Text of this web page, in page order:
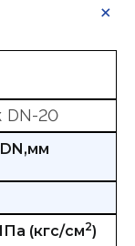
DN-20
(кгс/см2)